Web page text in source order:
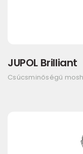
JUPOL Brilliant
Csúcsminőségű